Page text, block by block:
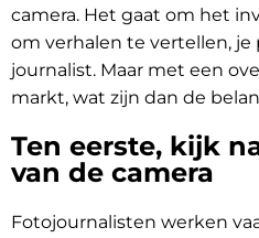
camera. Het gaat om het
om verhalen te vertellen, je
journalist. Maar met een
markt, wat zijn dan de
Ten eerste, kijk
van de camera
Fotojournalisten werken